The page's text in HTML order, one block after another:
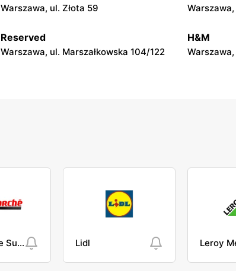
Warszawa, ul. Puławska 579 Janki, ul.
Warszawa, ul. Złota 59
Reserved
Warszawa, ul. Marszałkowska 104/122
H&M
Intermarche Super Lidl Leroy